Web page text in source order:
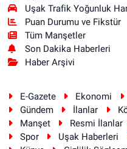
Uşak Trafik Yoğunluk
Puan Durumu ve Fikstür
Tüm Manşetler
Son Dakika Haberleri
Haber Arşivi
E-Gazete Ekonomi
Gündem
İlanlar
Manşet
Resmi İlanlar
Spor
Uşak Haberleri